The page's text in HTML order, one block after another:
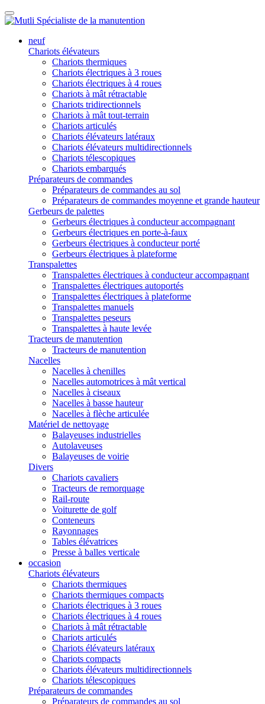
neuf
Chariots élévateurs
Chariots thermiques
Chariots électriques à 3 roues
Chariots électriques à 4 roues
Chariots à mât rétractable
Chariots tridirectionnels
Chariots à mât tout-terrain
Chariots articulés
Chariots élévateurs latéraux
Chariots élévateurs multidirectionnels
Chariots télescopiques
Chariots embarqués
Préparateurs de commandes
Préparateurs de commandes au sol
Préparateurs de commandes moyenne et grande hauteur
Gerbeurs de palettes
Gerbeurs électriques à conducteur accompagnant
Gerbeurs électriques en porte-à-faux
Gerbeurs électriques à conducteur porté
Gerbeurs électriques à plateforme
Transpalettes
Transpalettes électriques à conducteur accompagnant
Transpalettes électriques autoportés
Transpalettes électriques à plateforme
Transpalettes manuels
Transpalettes peseurs
Transpalettes à haute levée
Tracteurs de manutention
Tracteurs de manutention
Nacelles
Nacelles à chenilles
Nacelles automotrices à mât vertical
Nacelles à ciseaux
Nacelles à basse hauteur
Nacelles à flèche articulée
Matériel de nettoyage
Balayeuses industrielles
Autolaveuses
Balayeuses de voirie
Divers
Chariots cavaliers
Tracteurs de remorquage
Rail-route
Voiturette de golf
Conteneurs
Rayonnages
Tables élévatrices
Presse à balles verticale
occasion
Chariots élévateurs
Chariots thermiques
Chariots thermiques compacts
Chariots électriques à 3 roues
Chariots électriques à 4 roues
Chariots à mât rétractable
Chariots articulés
Chariots élévateurs latéraux
Chariots compacts
Chariots élévateurs multidirectionnels
Chariots télescopiques
Préparateurs de commandes
Préparateurs de commandes au sol